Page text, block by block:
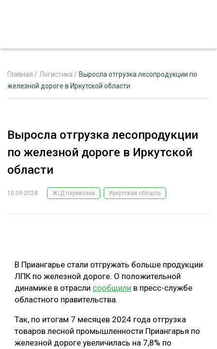
РЕКЛАМОДАТЕЛЯМ
ЛЕСНОЕ ХОЗЯЙСТВО
ЛЕСОЗАГОТОВКА
БИОЭНЕРГЕТИКА
ЛЕСОВОССТАНОВЛЕНИЕ И ЗАЩИТА
ЛОГИСТИКА
ПРОИЗВОДСТВО ДРЕВЕСНЫХ ПЛИТ
ЦБП
ТЕМАТИЧЕСКИЕ ПРОЕКТЫ
ЭКСПЕРТНОЕ МНЕНИЕ
Главная / Логистика / Выросла отгрузка лесопродукции по
железной дороге в Иркутской области
Выросла отгрузка лесопродукции
по железной дороге в Иркутской
области
10.09.2024 Ж/Д перевозки Иркутская область
В Приангарье стали отгружать больше продукции
ЛПК по железной дороге. О положительной
динамике в отрасли сообщили в пресс-службе
областного правительства.
Так, по итогам 7 месяцев 2024 года отгрузка
товаров лесной промышленности Приангарья по
железной дороге увеличилась на 7,8% по